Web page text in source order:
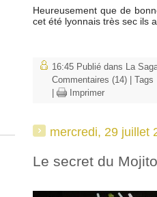
Heureusement que de
cet été lyonnais très sec ils
16:45 Publié dans
La
Commentaires (14) |
Imprimer
mercredi, 29 juillet
Le secret du Mojito